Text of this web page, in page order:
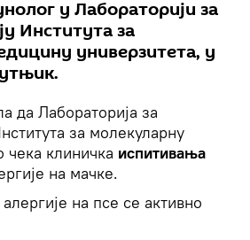
у Лабораторији за
Института за
универзитета, у
да Лабораторија за
за молекуларну
чека клиничка испитивања
на мачке.
на псе се активно